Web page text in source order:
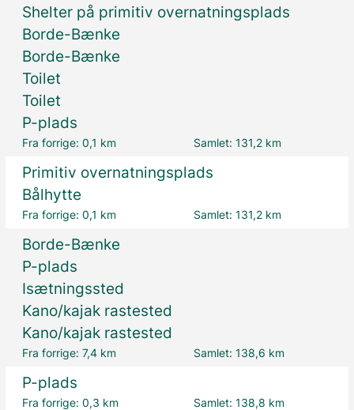
Shelter på primitiv overnatningsplads
Borde-Bænke
Borde-Bænke
Toilet
Toilet
P-plads
Fra forrige:0,1 km Samlet: 131,2 km
Primitiv overnatningsplads
Bålhytte
Fra forrige:0,1 km Samlet: 131,2 km
Borde-Bænke
P-plads
Isætningssted
Kano/kajak rastested
Kano/kajak rastested
Fra forrige:7,4 km Samlet: 138,6 km
P-plads
Fra forrige:0,3 km Samlet: 138,8 km